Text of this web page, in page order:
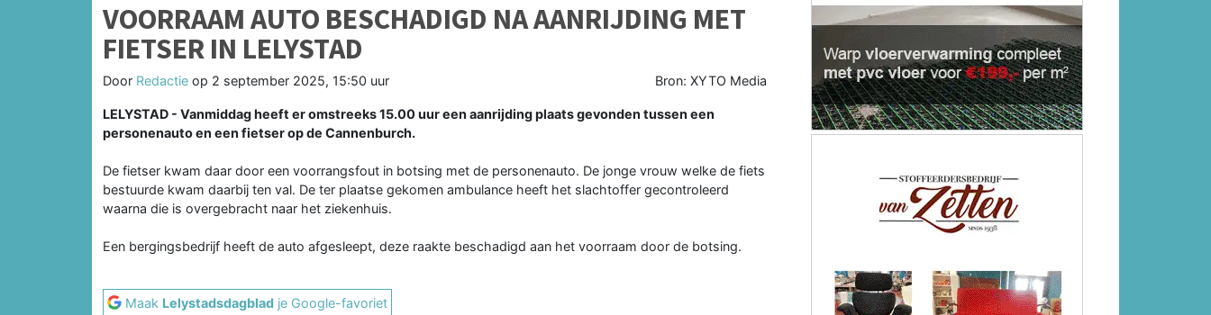
VOORRAAM AUTO BESCHADIGD NA AANRIJDING MET
FIETSER IN LELYSTAD
Door Redactie op 2 september 2025, 15:50 uur Bron: XYTO Media
LELYSTAD - Vanmiddag heeft er omstreeks 15.00 uur een aanrijding plaats gevonden tussen een
personenauto en een fietser op de Cannenburch.
De fietser kwam daar door een voorrangsfout in botsing met de personenauto. De jonge vrouw welke de fiets
bestuurde kwam daarbij ten val. De ter plaatse gekomen ambulance heeft het slachtoffer gecontroleerd
waarna die is overgebracht naar het ziekenhuis.
Een bergingsbedrijf heeft de auto afgesleept, deze raakte beschadigd aan het voorraam door de botsing.
Maak Lelystadsdagblad je Google-favoriet